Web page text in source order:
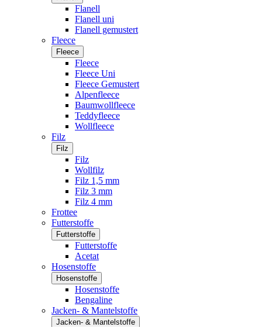
Flanell
Flanell uni
Flanell gemustert
Fleece
Fleece
Fleece
Fleece Uni
Fleece Gemustert
Alpenfleece
Baumwollfleece
Teddyfleece
Wollfleece
Filz
Filz
Filz
Wollfilz
Filz 1,5 mm
Filz 3 mm
Filz 4 mm
Frottee
Futterstoffe
Futterstoffe
Futterstoffe
Acetat
Hosenstoffe
Hosenstoffe
Hosenstoffe
Bengaline
Jacken- & Mantelstoffe
Jacken- & Mantelstoffe